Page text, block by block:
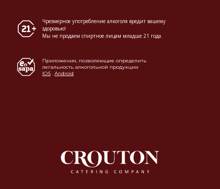
Чрезмерное употребление алкоголя вредит вашему
здоровью!
Мы не продаем спиртное лицам младше 21 года.
Приложения, позволяющие определить
легальность алкогольной продукции
IOS . Android